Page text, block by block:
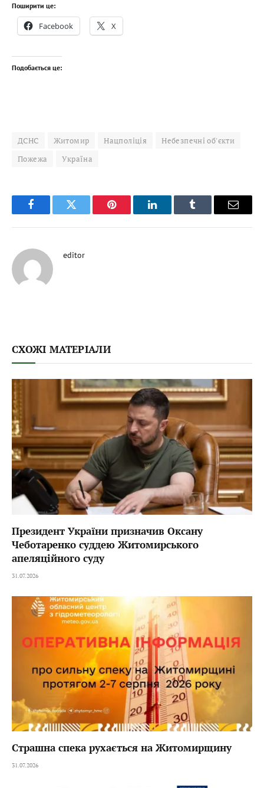
Поширити це:
Facebook X
Подобається це:
ДСНС Житомир Нацполіція
Небезпечні об'єкти
Пожежа
Україна
FacebookTwitter Pinterest LinkedInTumblr Email
editor
СХОЖІ МАТЕРІАЛИ
Президент України призначив Оксану
Чеботаренко суддею Житомирського
апеляційного суду
31.07.2026
Страшна спека рухається на Житомирщину
31.07.2026